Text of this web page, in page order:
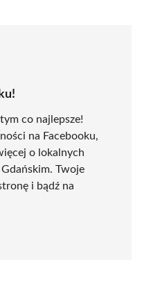
co najlepsze!
na Facebooku,
o lokalnych
Twoje
i bądź na